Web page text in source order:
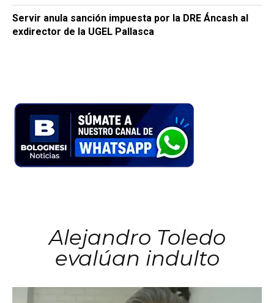
Servir anula sanción impuesta por la DRE Áncash al
exdirector de la UGEL Pallasca
Alejandro Toledo
evalúan indulto